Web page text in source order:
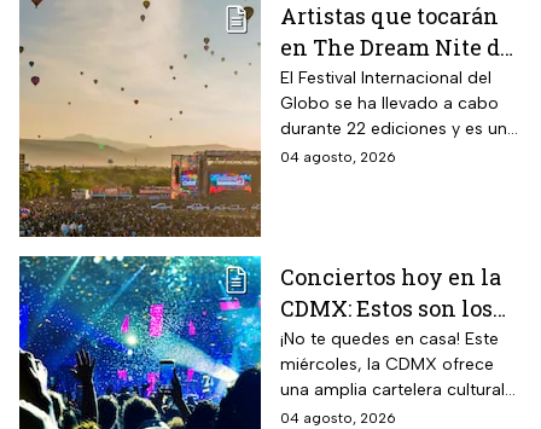
Artistas que tocarán
en The Dream Nite del
Festival
Internacional del
Globo 2026
El Festival Internacional del
Globo se ha llevado a cabo
durante 22 ediciones y es uno
de los espectáculos masivos
04 agosto, 2026
Conciertos hoy en la
CDMX: Estos son los
mejores planes
musicales para este
miércoles 5 de agosto
¡No te quedes en casa! Este
miércoles, la CDMX ofrece
una amplia cartelera cultural
para todos los gustos.
04 agosto, 2026